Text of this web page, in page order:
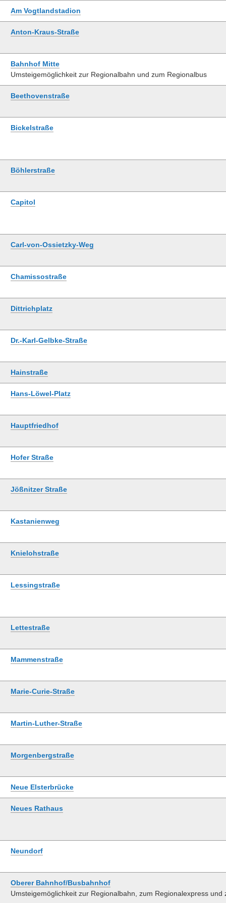
Am Vogtlandstadion
Anton-Kraus-Straße
Bahnhof Mitte
Umsteigemöglichkeit zur Regionalbahn und zum Regionalbus
Beethovenstraße
Bickelstraße
Böhlerstraße
Capitol
Carl-von-Ossietzky-Weg
Chamissostraße
Dittrichplatz
Dr.-Karl-Gelbke-Straße
Hainstraße
Hans-Löwel-Platz
Hauptfriedhof
Hofer Straße
Jößnitzer Straße
Kastanienweg
Knielohstraße
Lessingstraße
Lettestraße
Mammenstraße
Marie-Curie-Straße
Martin-Luther-Straße
Morgenbergstraße
Neue Elsterbrücke
Neues Rathaus
Neundorf
Oberer Bahnhof/Busbahnhof
Umsteigemöglichkeit zur Regionalbahn, zum Regionalexpress und